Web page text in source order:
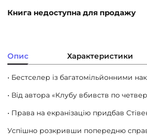
Книга недоступна для продажу
Опис Характеристики
• Бестселер із багатомільйонними
• Від автора «Клубу вбивств по
• Права на екранізацію придбав
Успішно розкривши попередню